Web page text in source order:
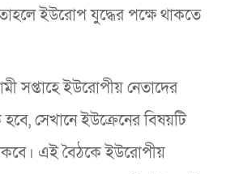
ইউরোপ যুদ্ধের পক্ষে থাকতে
সপ্তাহে ইউরোপীয় নেতাদের
সেখানে ইউক্রেনের বিষয়টি
এই বৈঠকে ইউরোপীয়